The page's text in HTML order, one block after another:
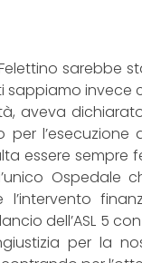
sarebbe
invece
aveva
l’esecuzione
essere sempre
Ospedale
dell’ASL 5
per la